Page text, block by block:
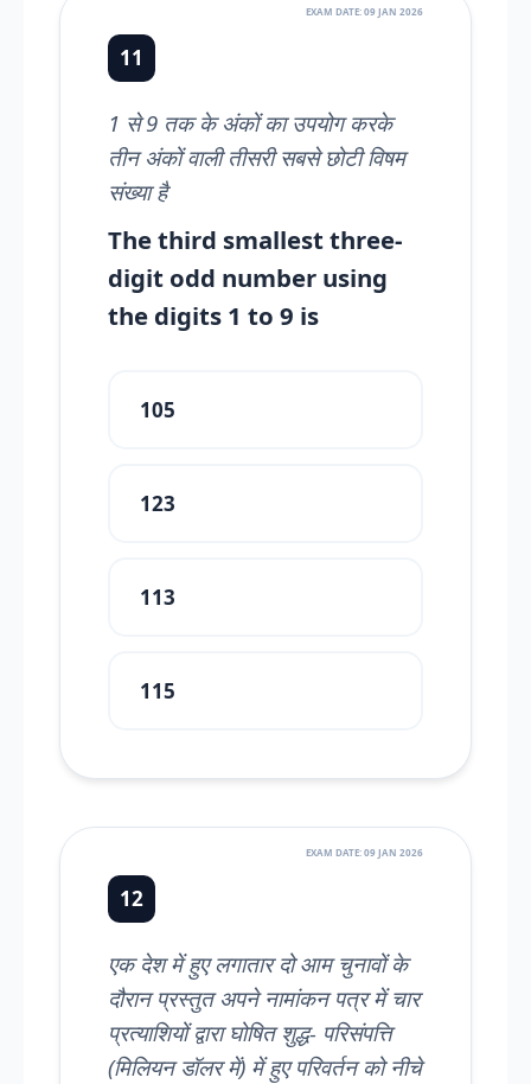
EXAM DATE: 09 JAN 2026
11
1 से 9 तक के अंकों का उपयोग करके
तीन अंकों वाली तीसरी सबसे छोटी विषम
संख्या है
The third smallest three-
digit odd number using
the digits 1 to 9 is
105
123
113
115
EXAM DATE: 09 JAN 2026
12
एक देश में हुए लगातार दो आम चुनावों के
दौरान प्रस्तुत अपने नामांकन पत्र में चार
प्रत्याशियों द्वारा घोषित शुद्ध- परिसंपत्ति
(मिलियन डॉलर में) में हुए परिवर्तन को नीचे